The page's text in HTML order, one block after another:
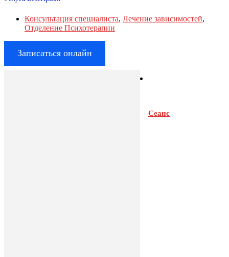
Консультация специалиста, Лечение зависимостей,
Отделение Психотерапии
Записаться онлайн
Сеанс